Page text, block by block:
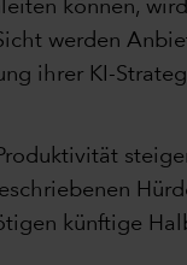
können,
werden
ihrer KI-
künftige